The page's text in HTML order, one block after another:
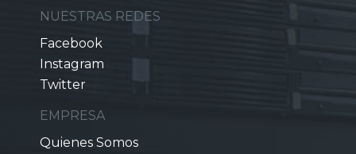
NUESTRAS REDES
Facebook
Instagram
Twitter
EMPRESA
Quienes Somos